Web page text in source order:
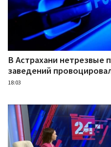
В Астрахани нетрезвые
заведений
18:03